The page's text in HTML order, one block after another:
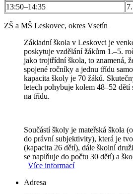
13:50–14:35
ZŠ a MŠ Leskovec, okres Vsetín
Základní škola v Leskovci je
poskytuje vzdělání žákům 1.–5.
jako trojtřídní škola, to znamená,
spojené ročníky a jednu třídu
kapacita školy je 70 žáků.
letech pohybuje kolem 48–52 dětí
na třídu.
Součástí školy je mateřská škola
do právní subjektivity), která je
(kapacita 26 dětí), dále školní
se naplňuje do počtu 30
Více informací
Adresa